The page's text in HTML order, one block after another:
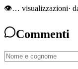
👁… visualizzazioni·
Commenti